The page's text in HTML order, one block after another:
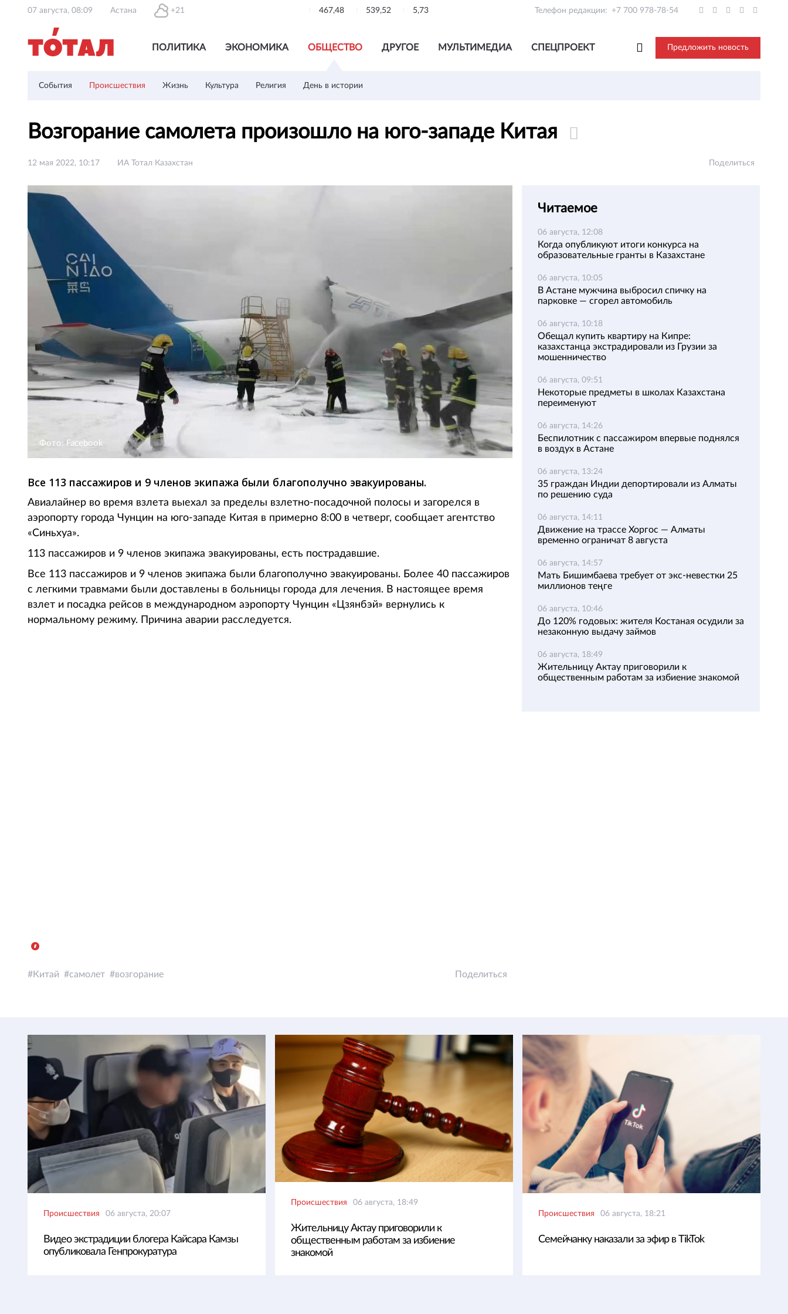
07 августа, 08:09 Астана +21 467,48 539,52 5,73 Телефон редакции: +7 700 978-78-54
ПОЛИТИКА ЭКОНОМИКА ОБЩЕСТВО ДРУГОЕ МУЛЬТИМЕДИА СПЕЦПРОЕКТ Предложить новость
События Происшествия Жизнь Культура Религия День в истории
Возгорание самолета произошло на юго-западе Китая
12 мая 2022, 10:17 ИА Тотал Казахстан Поделиться
Фото: Facebook
Все 113 пассажиров и 9 членов экипажа были благополучно эвакуированы.
Авиалайнер во время взлета выехал за пределы взлетно-посадочной полосы и загорелся в
аэропорту города Чунцин на юго-западе Китая в примерно 8:00 в четверг, сообщает агентство
«Синьхуа».
113 пассажиров и 9 членов экипажа эвакуированы, есть пострадавшие.
Все 113 пассажиров и 9 членов экипажа были благополучно эвакуированы. Более 40 пассажиров
с легкими травмами были доставлены в больницы города для лечения. В настоящее время
взлет и посадка рейсов в международном аэропорту Чунцин «Цзянбэй» вернулись к
нормальному режиму. Причина аварии расследуется.
Китай самолет возгорание Поделиться
Читаемое
06 августа, 12:08
Когда опубликуют итоги конкурса на
образовательные гранты в Казахстане
06 августа, 10:05
В Астане мужчина выбросил спичку на
парковке — сгорел автомобиль
06 августа, 10:18
Обещал купить квартиру на Кипре:
казахстанца экстрадировали из Грузии за
мошенничество
06 августа, 09:51
Некоторые предметы в школах Казахстана
переименуют
06 августа, 14:26
Беспилотник с пассажиром впервые поднялся
в воздух в Астане
06 августа, 13:24
35 граждан Индии депортировали из Алматы
по решению суда
06 августа, 14:11
Движение на трассе Хоргос — Алматы
временно ограничат 8 августа
06 августа, 14:57
Мать Бишимбаева требует от экс-невестки 25
миллионов теңге
06 августа, 10:46
До 120% годовых: жителя Костаная осудили за
незаконную выдачу займов
06 августа, 18:49
Жительницу Актау приговорили к
общественным работам за избиение знакомой
Происшествия 06 августа, 20:07
Видео экстрадиции блогера Кайсара Камзы
опубликовала Генпрокуратура
Происшествия 06 августа, 18:49
Жительницу Актау приговорили к
общественным работам за избиение
знакомой
Происшествия 06 августа, 18:21
Семейчанку наказали за эфир в TikTok